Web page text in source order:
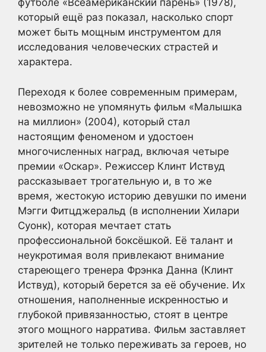
футболе «Всеамериканский парень» (1978),
который ещё раз показал, насколько спорт
может быть мощным инструментом для
исследования человеческих страстей и
характера.
Переходя к более современным примерам,
невозможно не упомянуть фильм «Малышка
на миллион» (2004), который стал
настоящим феноменом и удостоен
многочисленных наград, включая четыре
премии «Оскар». Режиссер Клинт Иствуд
рассказывает трогательную и, в то же
время, жестокую историю девушки по имени
Мэгги Фитцджеральд (в исполнении Хилари
Суонк), которая мечтает стать
профессиональной боксёшкой. Её талант и
неукротимая воля привлекают внимание
стареющего тренера Фрэнка Данна (Клинт
Иствуд), который берется за её обучение. Их
отношения, наполненные искренностью и
глубокой привязанностью, стоят в центре
этого мощного нарратива. Фильм заставляет
зрителей не только переживать за героев, но